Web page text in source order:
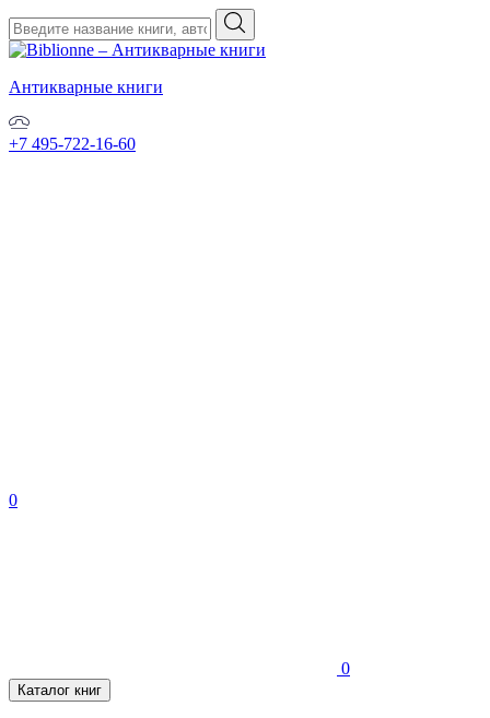
Антикварные книги
+7 495-722-16-60
0
0
Каталог книг